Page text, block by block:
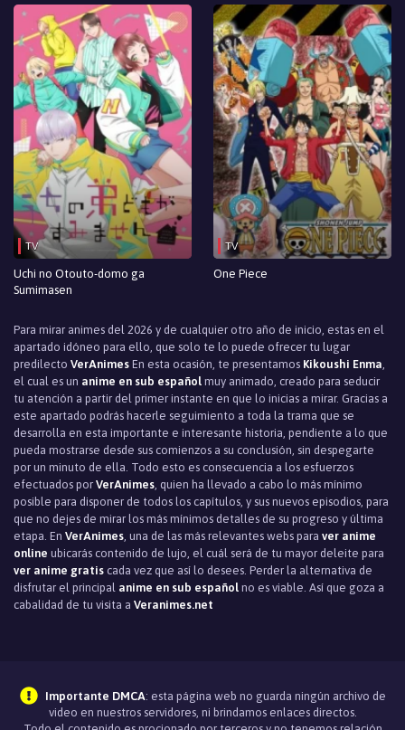
TV
Uchi no Otouto-domo ga
Sumimasen
TV
One Piece
Para mirar animes del 2026 y de cualquier otro año de inicio, estas en el
apartado idóneo para ello, que solo te lo puede ofrecer tu lugar
predilecto VerAnimes En esta ocasión, te presentamos Kikoushi Enma
el cual es un anime en sub español muy animado, creado para seducir
tu atención a partir del primer instante en que lo inicias a mirar. Gracias a
este apartado podrás hacerle seguimiento a toda la trama que se
desarrolla en esta importante e interesante historia, pendiente a lo que
pueda mostrarse desde sus comienzos a su conclusión, sin despegarte
por un minuto de ella. Todo esto es consecuencia a los esfuerzos
efectuados por VerAnimes , quien ha llevado a cabo lo más mínimo
posible para disponer de todos los capítulos, y sus nuevos episodios, para
que no dejes de mirar los más mínimos detalles de su progreso y última
etapa. En VerAnimes , una de las más relevantes webs para ver anime
online ubicarás contenido de lujo, el cuál será de tu mayor deleite para
ver anime gratis cada vez que así lo desees. Perder la alternativa de
disfrutar el principal anime en sub español no es viable. Así que goza a
cabalidad de tu visita a Veranimes.net
Importante DMCA: esta página web no guarda ningún archivo de
video en nuestros servidores, ni brindamos enlaces directos.